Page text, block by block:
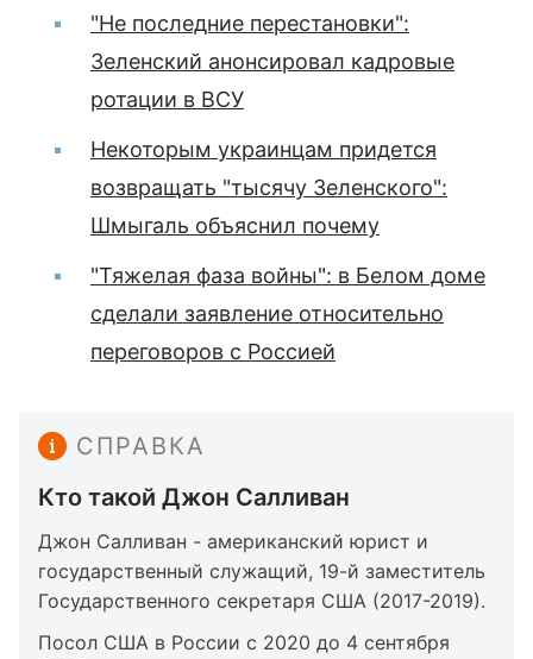
"Не последние перестановки":
Зеленский анонсировал кадровые
ротации в ВСУ
Некоторым украинцам придется
возвращать "тысячу Зеленского":
Шмыгаль объяснил почему
"Тяжелая фаза войны": в Белом доме
сделали заявление относительно
переговоров с Россией
СПРАВКА
Кто такой Джон Салливан
Джон Салливан - американский юрист и
государственный служащий, 19-й заместитель
Государственного секретаря США (2017-2019).
Посол США в России с 2020 до 4 сентября